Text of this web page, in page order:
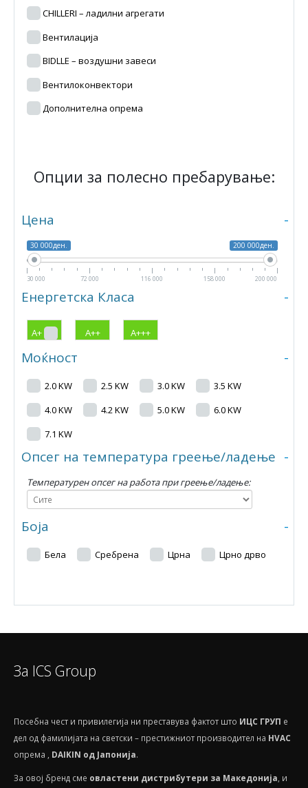
CHILLERI – ладилни агрегати
Вентилација
BIDLLE – воздушни завеси
Вентилоконвектори
Дополнителна опрема
Опции за полесно пребарување:
Цена -
30 000ден. 200 000ден.
30 000 72 000 116 000 158 000 200 000
Енергетска Класа -
А+ А++ А+++
Моќност -
2.0 KW 2.5 KW 3.0 KW
3.5 KW
4.0 KW
4.2 KW 5.0 KW
6.0 KW
7.1 KW
Опсег на температура греење/ладење -
Температурен опсег на работа при греење/ладење:
Боја -
Бела Сребрена Црна Црно дрво
За ICS Group
Посебнa чест и привилегија ни преставува фактот што ИЦС ГРУП е
дел од фамилијата на светски – престижниот производител на HVAС
опрема , DAIKIN од Јапонија.
За овој бренд сме овластени дистрибутери за Македонија , и